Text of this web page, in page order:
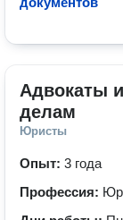
Адвокаты
делам
Юристы
Опыт: 3 года
Профессия: